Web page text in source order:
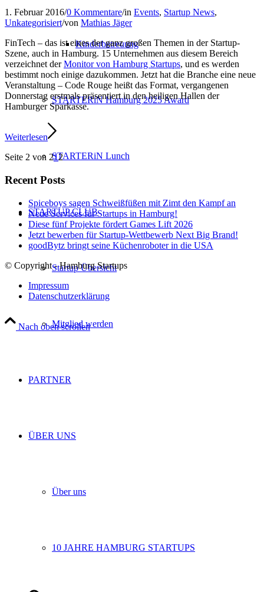
Kinderbetreuung
STARTERiN Hamburg 2025 Award
STARTERiN Lunch
STARTUP CLUB
Startup Übersicht
Mitglied werden
PARTNER
ÜBER UNS
Über uns
10 JAHRE HAMBURG STARTUPS
1. Februar 2016/0 Kommentare/in Events, Startup News,
Unkategorisiert/von Mathias Jäger
FinTech – das ist eines der ganz großen Themen in der Startup-
Szene, auch in Hamburg. 15 Unternehmen aus diesem Bereich
verzeichnet derMonitor von Hamburg Startups, und es werden
bestimmt noch einige dazukommen. Jetzt hat die Branche eine neue
Veranstaltung – Code Rouge heißt das Format, vergangenen
Donnerstag erstmals präsentiert in den heiligen Hallen der
Hamburger Sparkasse.
Weiterlesen
Seite 2 von 212
Recent Posts
Spiceboys sagen Schweißfüßen mit Zimt den Kampf an
Neue Services für Startups in Hamburg!
Diese fünf Projekte fördert Games Lift 2026
Jetzt bewerben für Startup-Wettbewerb Next Big Brand!
goodBytz bringt seine Küchenroboter in die USA
© Copyright - Hamburg Startups
Impressum
Datenschutzerklärung
Nach oben scrollen